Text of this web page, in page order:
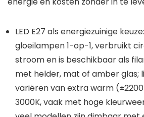
LED E27 als energiezuinige
gloeilampen 1-op-1, verbruikt
stroom en is beschikbaar als
met helder, mat of amber glas;
variëren van extra warm
3000K, vaak met hoge